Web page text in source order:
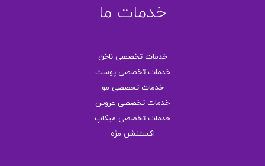
خدمات ما
خدمات تخصصی ناخن
خدمات تخصصی پوست
خدمات تخصصی مو
خدمات تخصصی عروس
خدمات تخصصی میکاپ
اکستنشن مژه